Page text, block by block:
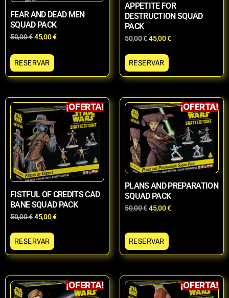
FEAR AND DEAD MEN
SQUAD PACK
50,00€45,00€
RESERVAR
APPETITE FOR
DESTRUCTION SQUAD
PACK
50,00€45,00€
RESERVAR
¡OFERTA!
FISTFUL OF CREDITS CAD
BANE SQUAD PACK
50,00€45,00€
RESERVAR
¡OFERTA!
PLANS AND PREPARATION
SQUAD PACK
50,00€45,00€
RESERVAR
¡OFERTA! ¡OFERTA!